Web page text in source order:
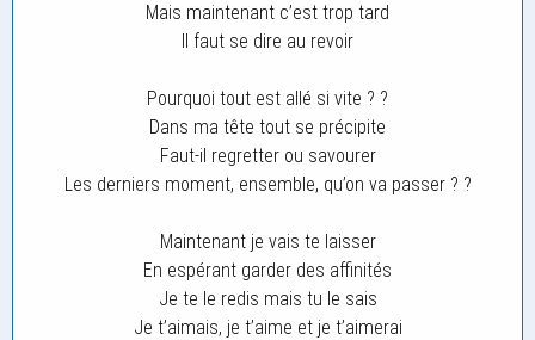
Mais maintenant c’est trop tard
Il faut se dire au revoir
Pourquoi tout est allé si vite ? ?
Dans ma tête tout se précipite
Faut-il regretter ou savourer
Les derniers moment, ensemble, qu’on va passer ? ?
Maintenant je vais te laisser
En espérant garder des affinités
Je te le redis mais tu le sais
Je t’aimais, je t’aime et je t’aimerai